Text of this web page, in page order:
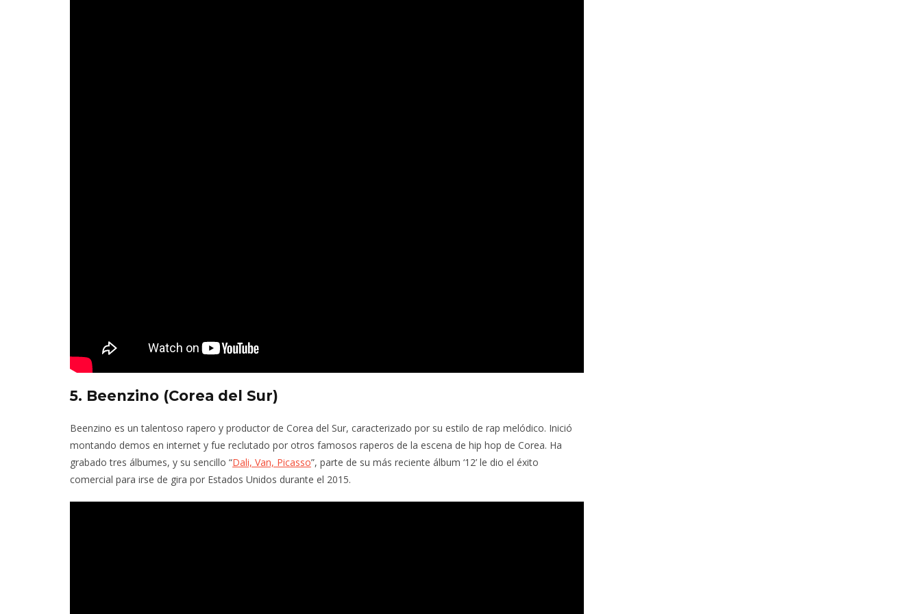
5. Beenzino (Corea del Sur)
Beenzino es un talentoso rapero y productor de Corea del Sur, caracterizado por su estilo de rap melódico. Inició
montando demos en internet y fue reclutado por otros famosos raperos de la escena de hip hop de Corea. Ha
grabado tres álbumes, y su sencillo “Dali, Van, Picasso”, parte de su más reciente álbum ‘12’ le dio el éxito
comercial para irse de gira por Estados Unidos durante el 2015.